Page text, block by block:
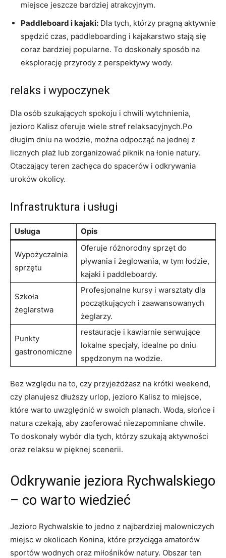
miejsce jeszcze bardziej atrakcyjnym.
Paddleboard i kajaki: Dla tych, którzy pragną aktywnie
spędzić czas, paddleboarding i kajakarstwo stają się
coraz bardziej popularne. To doskonały sposób na
eksplorację przyrody z perspektywy wody.
relaks i wypoczynek
Dla osób szukających spokoju i chwili wytchnienia,
jezioro Kalisz oferuje wiele stref relaksacyjnych.Po
długim dniu na wodzie, można odpocząć na jednej z
licznych plaż lub zorganizować piknik na łonie natury.
Otaczający teren zachęca do spacerów i odkrywania
uroków okolicy.
Infrastruktura i usługi
Usługa Opis
Wypożyczalnia
sprzętu
Oferuje różnorodny sprzęt do
pływania i żeglowania, w tym łodzie,
kajaki i paddleboardy.
Szkoła
żeglarstwa
Profesjonalne kursy i warsztaty dla
początkujących i zaawansowanych
żeglarzy.
Punkty
gastronomiczne
restauracje i kawiarnie serwujące
lokalne specjały, idealne po dniu
spędzonym na wodzie.
Bez względu na to, czy przyjeżdżasz na krótki weekend,
czy planujesz dłuższy urlop, jezioro Kalisz to miejsce,
które warto uwzględnić w swoich planach. Woda, słońce i
natura czekają, aby zaoferować niezapomniane chwile.
To doskonały wybór dla tych, którzy szukają aktywności
oraz relaksu w pięknej scenerii.
Odkrywanie jeziora Rychwalskiego
– co warto wiedzieć
Jezioro Rychwalskie to jedno z najbardziej malowniczych
miejsc w okolicach Konina, które przyciąga amatorów
sportów wodnych oraz miłośników natury. Obszar ten